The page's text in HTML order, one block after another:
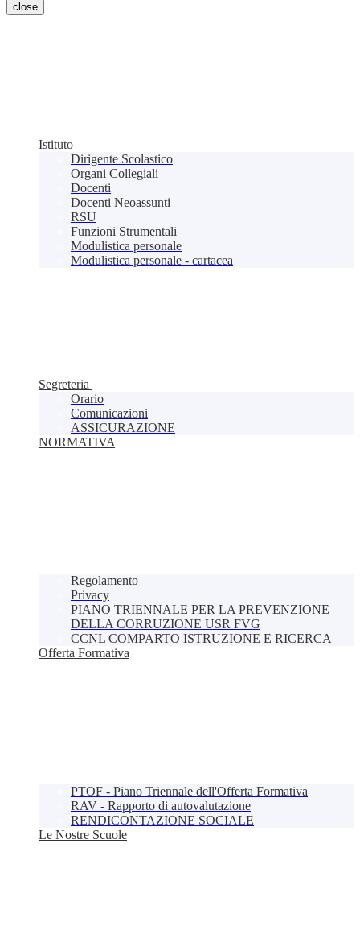
close
Istituto
Dirigente Scolastico
Organi Collegiali
Docenti
Docenti Neoassunti
RSU
Funzioni Strumentali
Modulistica personale
Modulistica personale - cartacea
Segreteria
Orario
Comunicazioni
ASSICURAZIONE
NORMATIVA
Regolamento
Privacy
PIANO TRIENNALE PER LA PREVENZIONE
DELLA CORRUZIONE USR FVG
CCNL COMPARTO ISTRUZIONE E RICERCA
Offerta Formativa
PTOF - Piano Triennale dell'Offerta Formativa
RAV - Rapporto di autovalutazione
RENDICONTAZIONE SOCIALE
Le Nostre Scuole